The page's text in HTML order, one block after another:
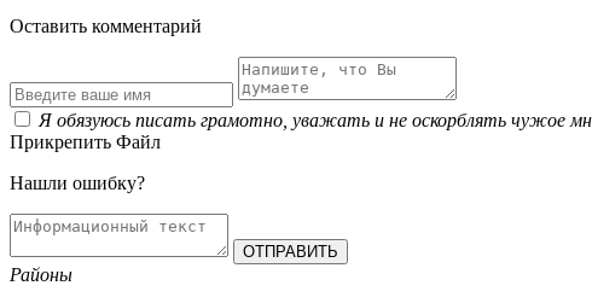
Оставить комментарий
Я обязуюсь писать грамотно, уважать и не оскорблять чужое
Прикрепить Файл
Нашли ошибку?
Районы